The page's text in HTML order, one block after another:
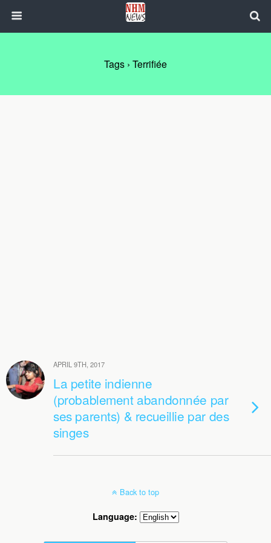
Tags › Terrifiée
APRIL 9TH, 2017
La petite indienne
(probablement abandonnée par
ses parents) & recueillie par des
singes
Back to top
Language: